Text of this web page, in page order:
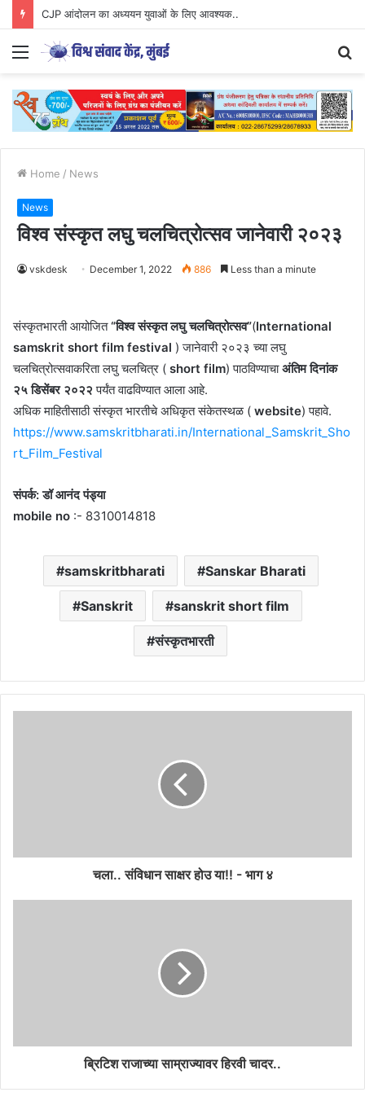
CJP आंदोलन का अध्ययन युवाओं के लिए आवश्यक..
Menu
Home / News
News
विश्व संस्कृत लघु चलचित्रोत्सव जानेवारी २०२३
vskdesk December 1, 2022 886 Less than a minute
संस्कृतभारती आयोजित“विश्व संस्कृत लघु चलचित्रोत्सव”(International
samskrit short film festival ) जानेवारी २०२३ च्या लघु
चलचित्रोत्सवाकरिता लघु चलचित्र ( short film) पाठविण्याचाअंतिम दिनांक
२५ डिसेंबर २०२२ पर्यंत वाढविण्यात आला आहे.
अधिक माहितीसाठी संस्कृत भारतीचे अधिकृत संकेतस्थळ ( website) पहावे.
https://www.samskritbharati.in/International_Samskrit_Sho
rt_Film_Festival
संपर्क: डॉ आनंद पंड्या
mobile no :- 8310014818
samskritbharati Sanskar Bharati
Sanskrit sanskrit short film
संस्कृतभारती
चला.. संविधान साक्षर होउ या!! - भाग ४
ब्रिटिश राजाच्या साम्राज्यावर हिरवी चादर..